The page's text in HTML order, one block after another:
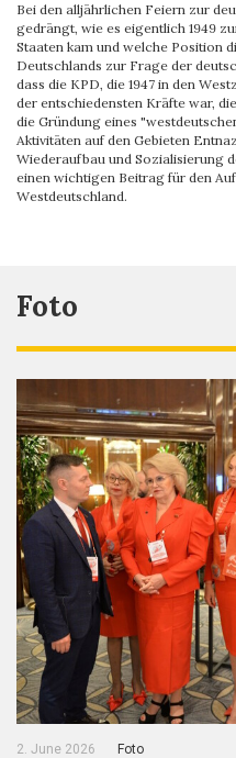
Bei den alljährlichen Feiern zur
gedrängt, wie es eigentlich 1949
Staaten kam und welche Position
Deutschlands zur Frage der
dass die KPD, die 1947 in den
der entschiedensten Kräfte war,
die Gründung eines
Aktivitäten auf den Gebieten
Wiederaufbau und Sozialisierung
einen wichtigen Beitrag für den
Westdeutschland.
Foto
2. June 2026 Foto